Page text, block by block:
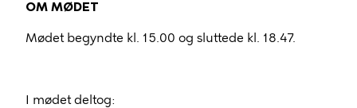
OM MØDET
Mødet begyndte kl. 15.00 og sluttede kl. 18.47.
I mødet deltog: